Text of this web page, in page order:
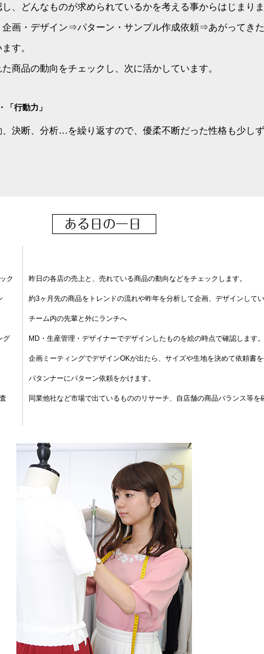
、どんなものが求められているかを考える事からはじまりま
企画・デザイン⇒パターン・サンプル作成依頼⇒あがってき
す。
商品の動向をチェックし、次に活かしています。
行動力」
決断、分析…を繰り返すので、優柔不断だった性格も少し
ク 昨日の各店の売上と、売れている商品の動向などをチェックします。
約3ヶ月先の商品をトレンドの流れや昨年を分析して企画、デザインしてい
チーム内の先輩と外にランチへ
グ MD・生産管理・デザイナーでデザインしたものを絵の時点で確認します。
企画ミーティングでデザインOKが出たら、サイズや生地を決めて依頼書を
パタンナーにパターン依頼をかけます。
同業他社など市場で出ているもののリサーチ、自店舗の商品バランス等を